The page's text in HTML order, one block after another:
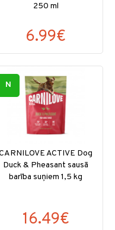
250 ml
6.99€
N
ACTIVE Dog
Duck & Pheasant sausā
barība suņiem 1,5 kg
16.49€